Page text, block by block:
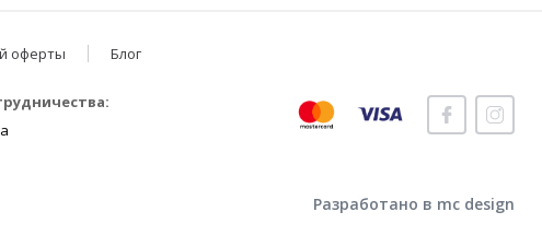
оферты Блог
Разработано в mc design